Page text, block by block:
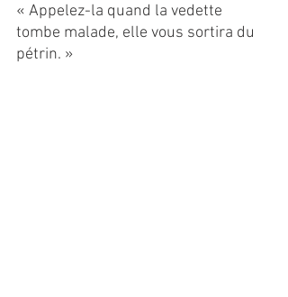
« Appelez-la quand la vedette
tombe malade, elle vous sortira du
pétrin. »